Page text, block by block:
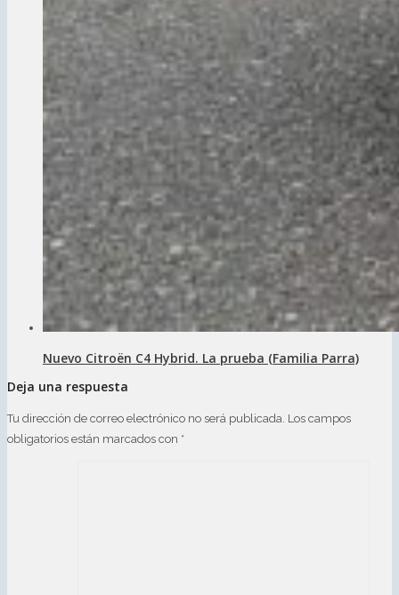
Nuevo Citroën C4 Hybrid. La prueba (Familia Parra)
Deja una respuesta
Tu dirección de correo electrónico no será publicada. Los campos
obligatorios están marcados con *